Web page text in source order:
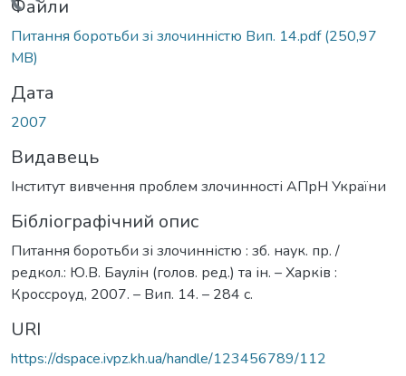
Файли
Питання боротьби зі злочинністю Вип. 14.pdf(250,97
MB)
Дата
2007
Видавець
Інститут вивчення проблем злочинності АПрН України
Бібліографічний опис
Питання боротьби зі злочинністю : зб. наук. пр. /
редкол.: Ю.В. Баулін (голов. ред.) та ін. – Харків :
Кроссроуд, 2007. – Вип. 14. – 284 с.
URI
https://dspace.ivpz.kh.ua/handle/123456789/112